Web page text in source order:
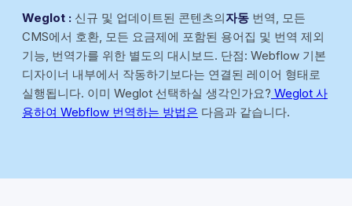
Weglot : 신규 및 업데이트된 콘텐츠의자동 번역, 모든
CMS에서 호환, 모든 요금제에 포함된 용어집 및 번역 제외
기능, 번역가를 위한 별도의 대시보드. 단점: Webflow 기본
디자이너 내부에서 작동하기보다는 연결된 레이어 형태로
실행됩니다. 이미 Weglot 선택하실 생각인가요? Weglot 사
용하여 Webflow 번역하는 방법은 다음과 같습니다.